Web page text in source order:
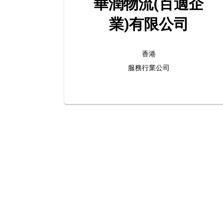
華潤物流(百適企
業)有限公司
香港
服務行業公司